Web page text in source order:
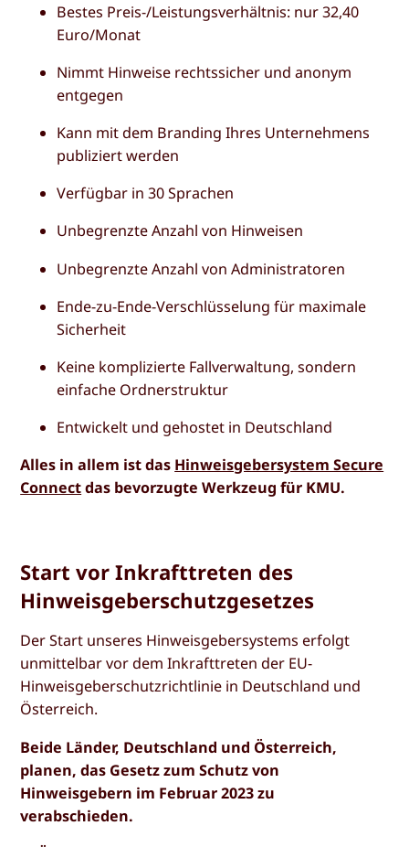
Bestes Preis-/Leistungsverhältnis: nur 32,40
Euro/Monat
Nimmt Hinweise rechtssicher und anonym
entgegen
Kann mit dem Branding Ihres Unternehmens
publiziert werden
Verfügbar in 30 Sprachen
Unbegrenzte Anzahl von Hinweisen
Unbegrenzte Anzahl von Administratoren
Ende-zu-Ende-Verschlüsselung für maximale
Sicherheit
Keine komplizierte Fallverwaltung, sondern
einfache Ordnerstruktur
Entwickelt und gehostet in Deutschland
Alles in allem ist das Hinweisgebersystem Secure
Connectdas bevorzugte Werkzeug für KMU.
Start vor Inkrafttreten des
Hinweisgeberschutzgesetzes
Der Start unseres Hinweisgebersystems erfolgt
unmittelbar vor dem Inkrafttreten der EU-
Hinweisgeberschutzrichtlinie in Deutschland und
Österreich.
Beide Länder, Deutschland und Österreich,
planen, das Gesetz zum Schutz von
Hinweisgebern im Februar 2023 zu
verabschieden.